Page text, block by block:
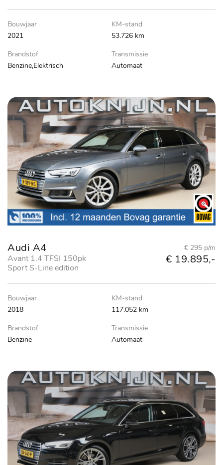
Bouwjaar
2021
KM-stand
53.726 km
Brandstof
Benzine,Elektrisch
Transmissie
Automaat
Audi A4
Avant 1.4 TFSI 150pk
Sport S-Line edition
€ 295 p/m
€ 19.895,-
Bouwjaar
2018
KM-stand
117.052 km
Brandstof
Benzine
Transmissie
Automaat